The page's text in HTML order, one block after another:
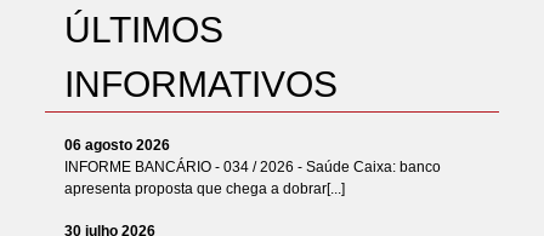
ÚLTIMOS
INFORMATIVOS
06 agosto 2026
INFORME BANCÁRIO - 034 / 2026 - Saúde Caixa: banco
apresenta proposta que chega a dobrar[...]
30 julho 2026